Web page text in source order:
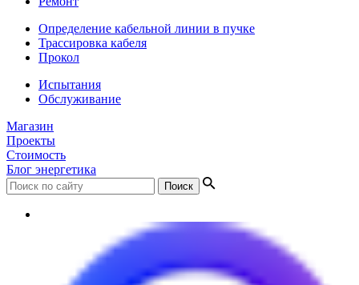
Определение кабельной линии в пучке
Трассировка кабеля
Прокол
Испытания
Обслуживание
Магазин
Проекты
Стоимость
Блог энергетика